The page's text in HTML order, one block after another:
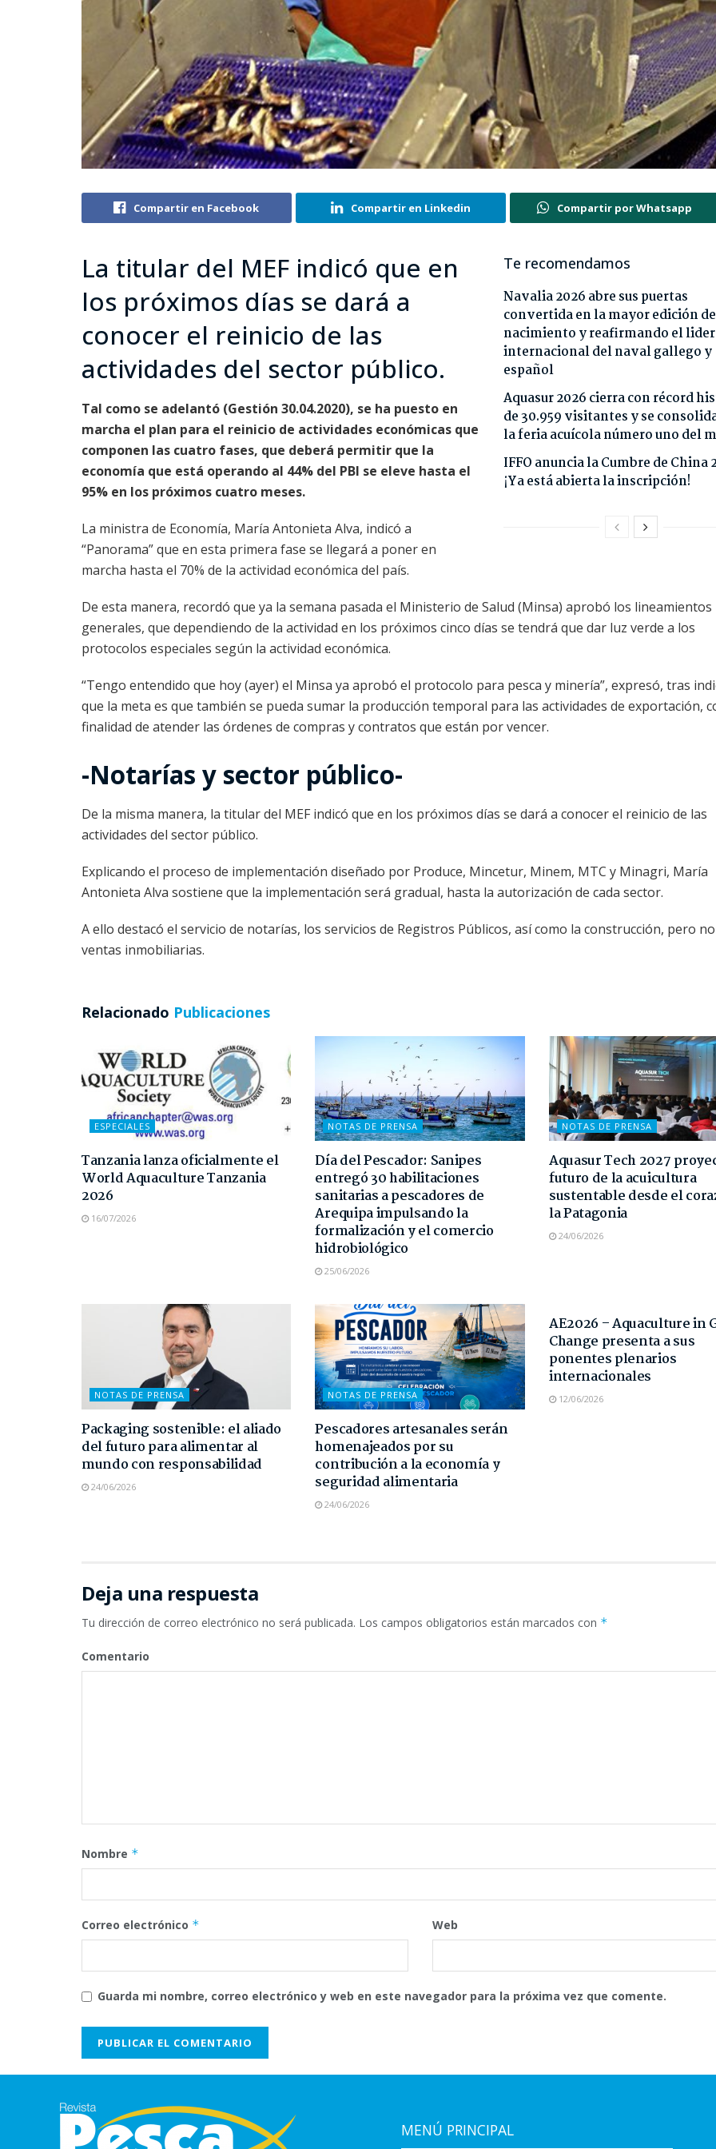
Compartir en Facebook Compartir en Linkedin Compartir por Whatsapp
Te recomendamos
Navalia 2026 abre sus puertas
convertida en la mayor edición
nacimiento y reafirmando el
internacional del naval gallego y
español
Aquasur 2026 cierra con récord
de 30.959 visitantes y se
la feria acuícola número uno del
IFFO anuncia la Cumbre de China
¡Ya está abierta la inscripción!
La titular del MEF indicó que en
los próximos días se dará a
conocer el reinicio de las
actividades del sector público.
Tal como se adelantó (Gestión 30.04.2020), se ha puesto en
marcha el plan para el reinicio de actividades económicas que
componen las cuatro fases, que deberá permitir que la
economía que está operando al 44% del PBI se eleve hasta el
95% en los próximos cuatro meses.
La ministra de Economía, María Antonieta Alva, indicó a
“Panorama” que en esta primera fase se llegará a poner en
marcha hasta el 70% de la actividad económica del país.
De esta manera, recordó que ya la semana pasada el Ministerio de Salud (Minsa) aprobó los lineamientos
generales, que dependiendo de la actividad en los próximos cinco días se tendrá que dar luz verde a los
protocolos especiales según la actividad económica.
“Tengo entendido que hoy (ayer) el Minsa ya aprobó el protocolo para pesca y minería”, expresó, tras
que la meta es que también se pueda sumar la producción temporal para las actividades de exportación,
finalidad de atender las órdenes de compras y contratos que están por vencer.
-Notarías y sector público-
De la misma manera, la titular del MEF indicó que en los próximos días se dará a conocer el reinicio de las
actividades del sector público.
Explicando el proceso de implementación diseñado por Produce, Mincetur, Minem, MTC y Minagri, María
Antonieta Alva sostiene que la implementación será gradual, hasta la autorización de cada sector.
A ello destacó el servicio de notarías, los servicios de Registros Públicos, así como la construcción, pero
ventas inmobiliarias.
Relacionado Publicaciones
ESPECIALES
Tanzania lanza oficialmente el
World Aquaculture Tanzania
2026
16/07/2026
NOTAS DE PRENSA
Día del Pescador: Sanipes
entregó 30 habilitaciones
sanitarias a pescadores de
Arequipa impulsando la
formalización y el comercio
hidrobiológico
25/06/2026
NOTAS DE PRENSA
Aquasur Tech 2027
futuro de la acuicultura
sustentable desde el
la Patagonia
24/06/2026
NOTAS DE PRENSA
Packaging sostenible: el aliado
del futuro para alimentar al
mundo con responsabilidad
24/06/2026
NOTAS DE PRENSA
Pescadores artesanales serán
homenajeados por su
contribución a la economía y
seguridad alimentaria
24/06/2026
AE2026 – Aquaculture in
Change presenta a sus
ponentes plenarios
internacionales
12/06/2026
Deja una respuesta
Tu dirección de correo electrónico no será publicada. Los campos obligatorios están marcados con *
Comentario
Nombre *
Correo electrónico * Web
Guarda mi nombre, correo electrónico y web en este navegador para la próxima vez que comente.
MENÚ PRINCIPAL